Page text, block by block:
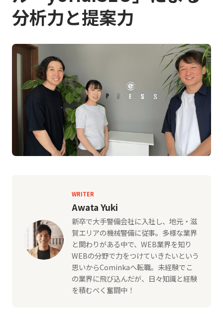
分析力と提案力
WRITER
Awata Yuki
新卒で大手警備会社に入社し、地元・滋
賀エリアの機械警備に従事。多様な業界
と関わりがある中で、WEB業界を知り
WEBの分野で力をつけていきたいという
思いからCominkaへ転職。未経験でこ
の業界に飛び込んだが、日々知識と経験
を積むべく奮闘中！